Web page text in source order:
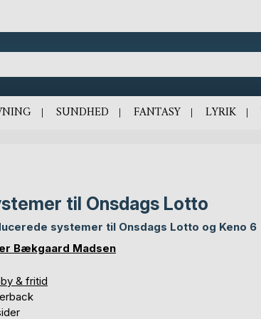
SUNDHED FANTASY LYRIK
til Onsdags Lotto
systemer til Onsdags Lotto og Keno 6
Bækgaard Madsen
& fritid